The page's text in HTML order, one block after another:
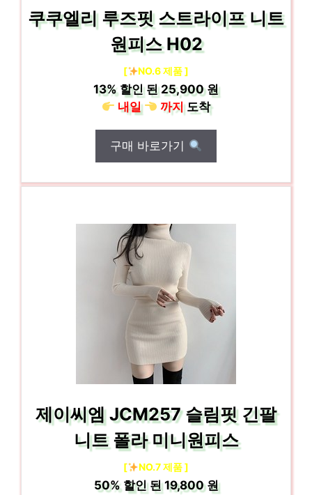
쿠쿠엘리 루즈핏 스트라이프 니트
원피스 H02
[ NO.6 제품 ]
13%할인 된25,900 원
내일
까지도착
구매 바로가기
제이씨엠 JCM257 슬림핏 긴팔
니트 폴라 미니원피스
[ NO.7 제품 ]
50%할인 된19,800 원